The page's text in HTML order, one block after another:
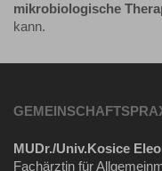
mikrobiologische
kann.
MUDr./Univ.Kosice
Fachärztin für